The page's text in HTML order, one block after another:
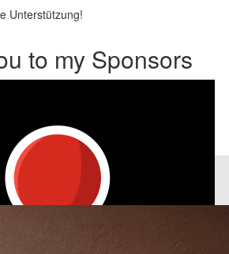
Unterstützung!
to my Sponsors
Members